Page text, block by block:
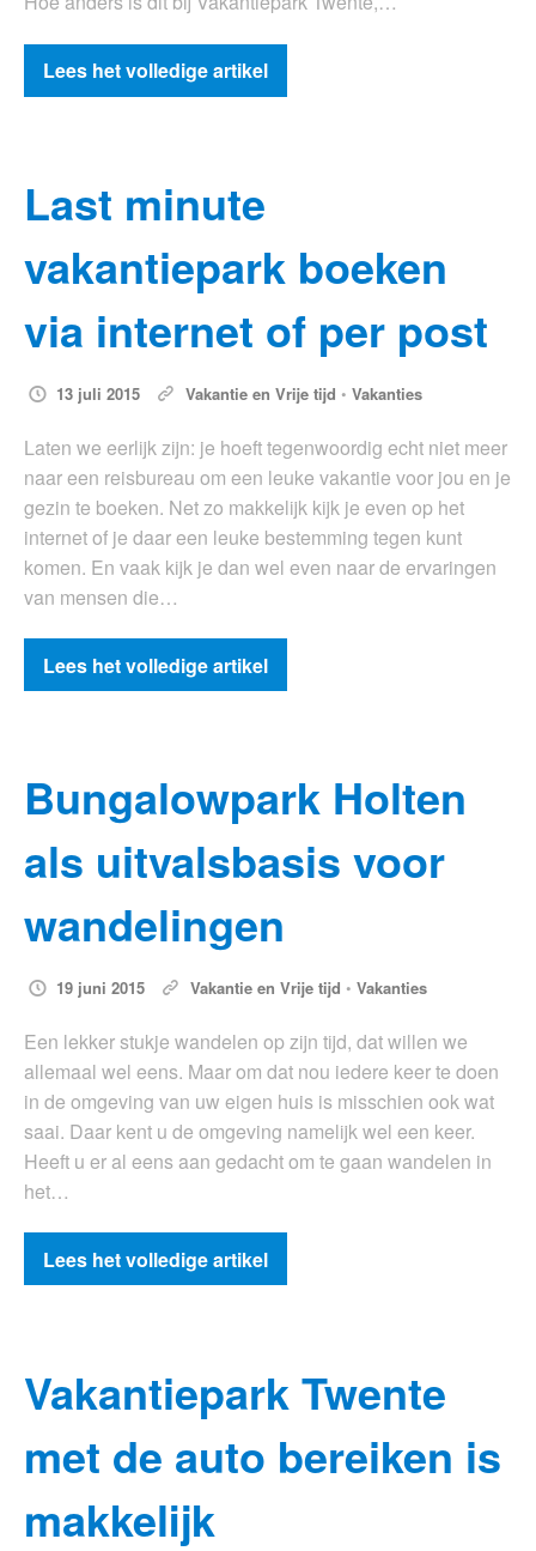
Lees het volledige artikel
Last minute
vakantiepark boeken
via internet of per post
13 juli 2015 Vakantie en Vrije tijd • Vakanties
Laten we eerlijk zijn: je hoeft tegenwoordig echt niet meer
naar een reisbureau om een leuke vakantie voor jou en je
gezin te boeken. Net zo makkelijk kijk je even op het
internet of je daar een leuke bestemming tegen kunt
komen. En vaak kijk je dan wel even naar de ervaringen
van mensen die…
Lees het volledige artikel
Bungalowpark Holten
als uitvalsbasis voor
wandelingen
19 juni 2015 Vakantie en Vrije tijd • Vakanties
Een lekker stukje wandelen op zijn tijd, dat willen we
allemaal wel eens. Maar om dat nou iedere keer te doen
in de omgeving van uw eigen huis is misschien ook wat
saai. Daar kent u de omgeving namelijk wel een keer.
Heeft u er al eens aan gedacht om te gaan wandelen in
het…
Lees het volledige artikel
Vakantiepark Twente
met de auto bereiken is
makkelijk